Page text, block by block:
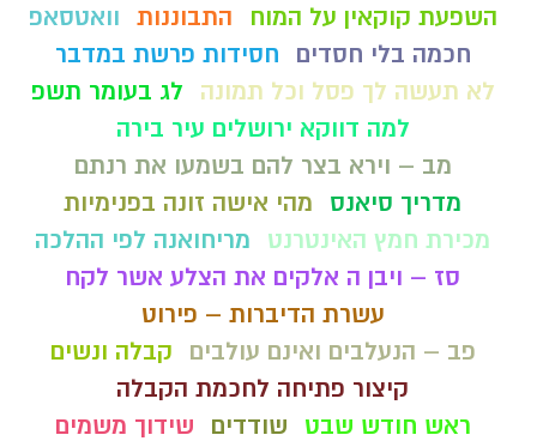
השפעת קוקאין על המוח
התבוננות וואטסאפ
חכמה בלי חסדים
חסידות פרשת במדבר
לא תעשה לך פסל וכל תמונה
לג בעומר תשפ
למה דווקא ירושלים עיר בירה
מב – וירא בצר להם בשמעו את רנתם
מדריך סיאנס
מהי אישה זונה בפנימיות
מכירת חמץ האינטרנט
מריחואנה לפי ההלכה
סז – ויבן ה אלקים את הצלע אשר לקח
עשרת הדיברות – פירוט
פב – הנעלבים ואינם עולבים
קבלה ונשים
קיצור פתיחה לחכמת הקבלה
ראש חודש שבט
שודדים
שידוך משמים